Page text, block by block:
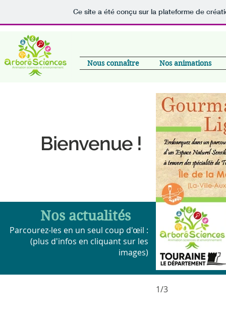
Ce site a été conçu sur la plateforme de
Nous connaître Nos animations
Parcourez-les en un seul coup d'œil :
(plus d'infos en cliquant sur les
images)
Nos actualités
Bienvenue !
1/3